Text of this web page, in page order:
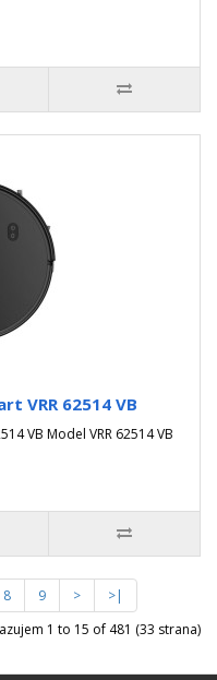
VRR 62514 VB
VB Model VRR 62514 VB
8 9 >
>|
1 to 15 of 481 (33 strana)